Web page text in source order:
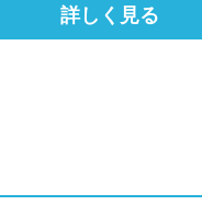
詳しく見る